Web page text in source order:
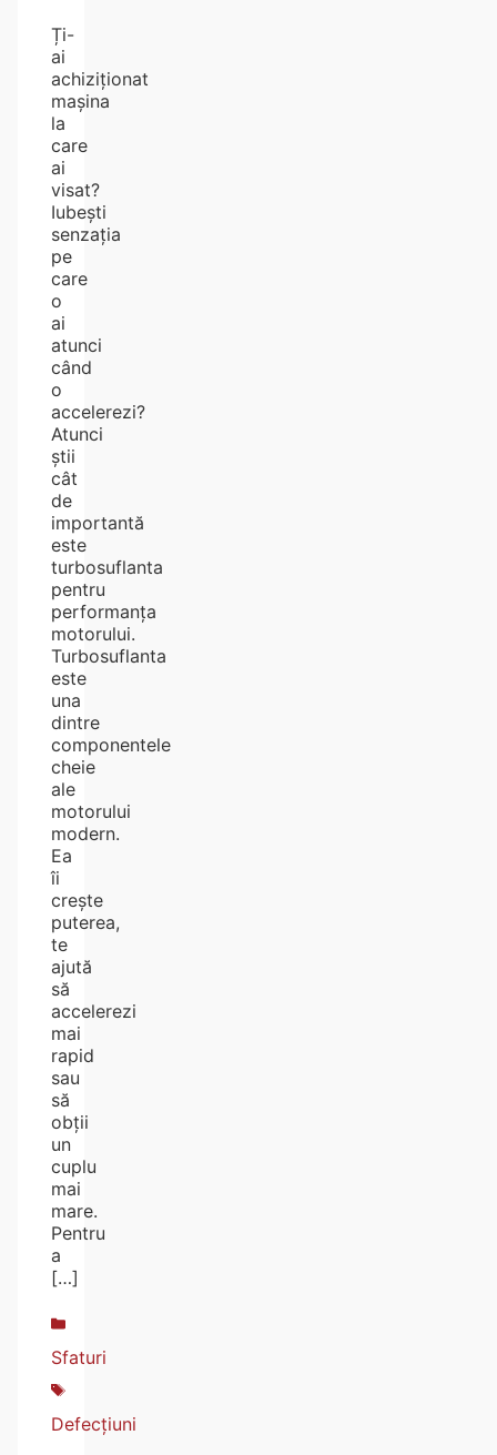
Ți-
ai
achiziționat
mașina
la
care
ai
visat?
Iubești
senzația
pe
care
o
ai
atunci
când
o
accelerezi?
Atunci
știi
cât
de
importantă
este
turbosuflanta
pentru
performanța
motorului.
Turbosuflanta
este
una
dintre
componentele
cheie
ale
motorului
modern.
Ea
îi
crește
puterea,
te
ajută
să
accelerezi
mai
rapid
sau
să
obții
un
cuplu
mai
mare.
Pentru
a
[…]
Sfaturi
Defecțiuni